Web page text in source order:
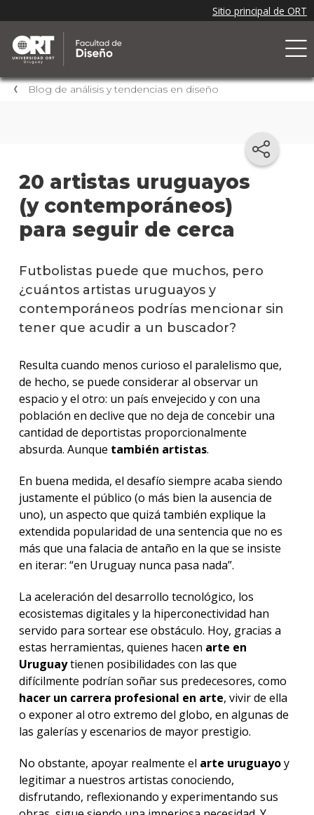
Blog de análisis y tendencias en diseño
20 artistas uruguayos
(y contemporáneos)
para seguir de cerca
Futbolistas puede que muchos, pero
¿cuántos artistas uruguayos y
contemporáneos podrías mencionar sin
tener que acudir a un buscador?
Resulta cuando menos curioso el paralelismo que,
de hecho, se puede considerar al observar un
espacio y el otro: un país envejecido y con una
población en declive que no deja de concebir una
cantidad de deportistas proporcionalmente
absurda. Aunque también artistas.
En buena medida, el desafío siempre acaba siendo
justamente el público (o más bien la ausencia de
uno), un aspecto que quizá también explique la
extendida popularidad de una sentencia que no es
más que una falacia de antaño en la que se insiste
en iterar: “en Uruguay nunca pasa nada”.
La aceleración del desarrollo tecnológico, los
ecosistemas digitales y la hiperconectividad han
servido para sortear ese obstáculo. Hoy, gracias a
estas herramientas, quienes hacen arte en
Uruguaytienen posibilidades con las que
difícilmente podrían soñar sus predecesores, como
hacer un carrera profesional en arte, vivir de ella
o exponer al otro extremo del globo, en algunas de
las galerías y escenarios de mayor prestigio.
No obstante, apoyar realmente el arte uruguayoy
legitimar a nuestros artistas conociendo,
disfrutando, reflexionando y experimentando sus